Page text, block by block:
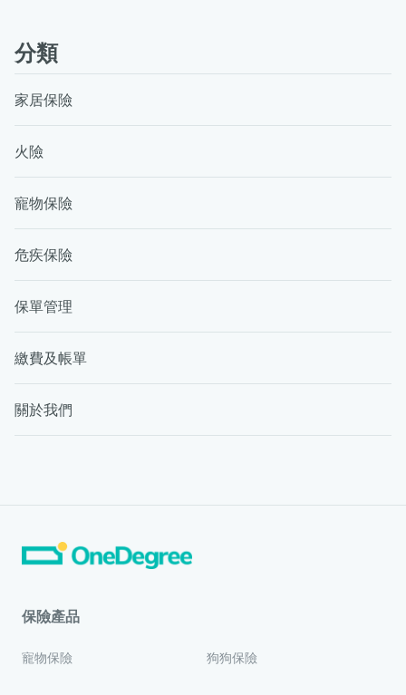
分類
家居保險
火險
寵物保險
危疾保險
保單管理
繳費及帳單
關於我們
保險產品
寵物保險 狗狗保險